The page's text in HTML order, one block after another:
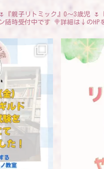
『親子リトミック』0〜3歳児 🌷
随時受付中です 🍭詳細は↓のHP